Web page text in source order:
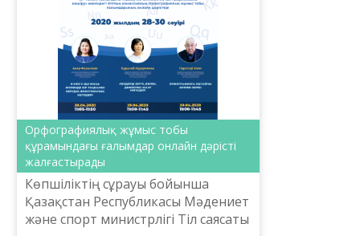
Орфографиялық жұмыс тобы
құрамындағы ғалымдар онлайн дәрісті
жалғастырады
Көпшіліктің сұрауы бойынша
Қазақстан Республикасы Мәдениет
және спорт министрлігі Тіл саясаты